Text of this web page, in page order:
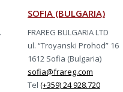
SOFIA (BULGARIA)
FRAREG BULGARIA LTD
ul. “Troyanski Prohod” 16
1612 Sofia (Bulgaria)
sofia@frareg.com
Tel (+359) 24 928.720